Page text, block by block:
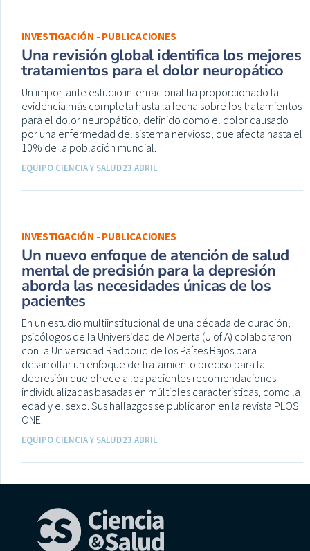
INVESTIGACIÓN - PUBLICACIONES
Una revisión global identifica los mejores
tratamientos para el dolor neuropático
Un importante estudio internacional ha proporcionado la
evidencia más completa hasta la fecha sobre los tratamientos
para el dolor neuropático, definido como el dolor causado
por una enfermedad del sistema nervioso, que afecta hasta el
10% de la población mundial.
EQUIPO CIENCIA Y SALUD23 ABRIL
INVESTIGACIÓN - PUBLICACIONES
Un nuevo enfoque de atención de salud
mental de precisión para la depresión
aborda las necesidades únicas de los
pacientes
En un estudio multiinstitucional de una década de duración,
psicólogos de la Universidad de Alberta (U of A) colaboraron
con la Universidad Radboud de los Países Bajos para
desarrollar un enfoque de tratamiento preciso para la
depresión que ofrece a los pacientes recomendaciones
individualizadas basadas en múltiples características, como la
edad y el sexo. Sus hallazgos se publicaron en la revista PLOS
ONE.
EQUIPO CIENCIA Y SALUD23 ABRIL